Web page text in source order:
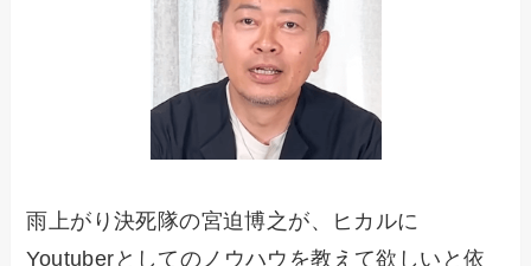
雨上がり決死隊の宮迫博之が、ヒカルに
Youtuberとしてのノウハウを教えて欲しいと依